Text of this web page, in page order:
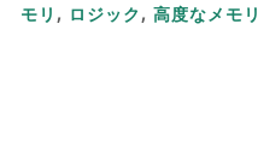
モリ , ロジック ,高度なメモリ